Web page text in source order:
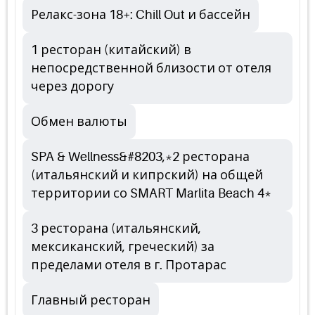
Релакс-зона 18+: Chill Out и бассейн
1 ресторан (китайский) в
непосредственной близости от отеля
через дорогу
Обмен валюты
SPA & Wellness&#8203,*2 ресторана
(итальянский и кипрский) на общей
территории со SMART Marlita Beach 4*
3 ресторана (итальянский,
мексиканский, греческий) за
пределами отеля в г. Протарас
Главный ресторан